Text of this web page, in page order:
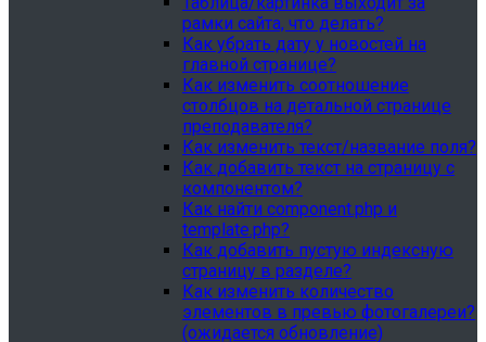
рамки сайта, что делать?
Как убрать дату у новостей на
главной странице?
Как изменить соотношение
столбцов на детальной странице
преподавателя?
Как изменить текст/название поля?
Как добавить текст на страницу с
компонентом?
Как найти component.php и
template.php?
Как добавить пустую индексную
страницу в разделе?
Как изменить количество
элементов в превью фотогалереи?
(ожидается обновление)